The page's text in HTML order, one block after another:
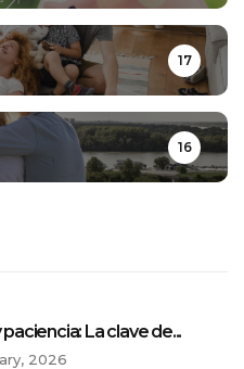
17
16
La clave de...
2026